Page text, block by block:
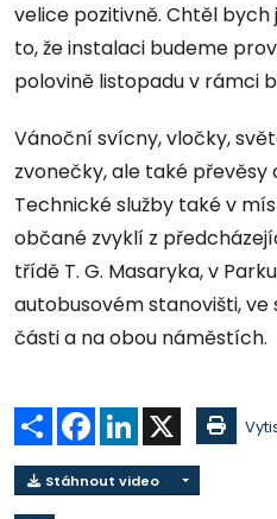
velice pozitivně. Chtěl
to, že instalaci budeme
polovině listopadu v rámci
Vánoční svícny, vločky,
zvonečky, ale také převěsy
Technické služby také v
občané zvyklí z
třídě T. G. Masaryka, v
autobusovém stanovišti,
části a na obou náměstích.
Sdílet Facebook
LinkedIn
Stáhnout video